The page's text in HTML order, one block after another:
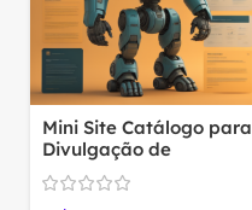
Mini Site Catálogo para
Divulgação de
Produtos e Serviços